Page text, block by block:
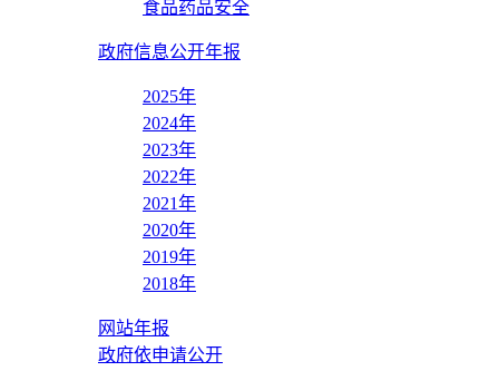
食品药品安全
政府信息公开年报
2025年
2024年
2023年
2022年
2021年
2020年
2019年
2018年
网站年报
政府依申请公开